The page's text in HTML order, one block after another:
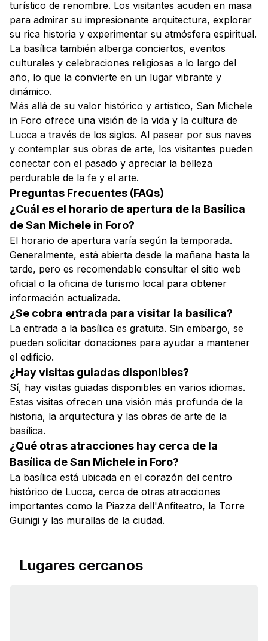
turístico de renombre. Los visitantes acuden en masa
para admirar su impresionante arquitectura, explorar
su rica historia y experimentar su atmósfera espiritual.
La basílica también alberga conciertos, eventos
culturales y celebraciones religiosas a lo largo del
año, lo que la convierte en un lugar vibrante y
dinámico.
Más allá de su valor histórico y artístico, San Michele
in Foro ofrece una visión de la vida y la cultura de
Lucca a través de los siglos. Al pasear por sus naves
y contemplar sus obras de arte, los visitantes pueden
conectar con el pasado y apreciar la belleza
perdurable de la fe y el arte.
Preguntas Frecuentes (FAQs)
¿Cuál es el horario de apertura de la Basílica
de San Michele in Foro?
El horario de apertura varía según la temporada.
Generalmente, está abierta desde la mañana hasta la
tarde, pero es recomendable consultar el sitio web
oficial o la oficina de turismo local para obtener
información actualizada.
¿Se cobra entrada para visitar la basílica?
La entrada a la basílica es gratuita. Sin embargo, se
pueden solicitar donaciones para ayudar a mantener
el edificio.
¿Hay visitas guiadas disponibles?
Sí, hay visitas guiadas disponibles en varios idiomas.
Estas visitas ofrecen una visión más profunda de la
historia, la arquitectura y las obras de arte de la
basílica.
¿Qué otras atracciones hay cerca de la
Basílica de San Michele in Foro?
La basílica está ubicada en el corazón del centro
histórico de Lucca, cerca de otras atracciones
importantes como la Piazza dell'Anfiteatro, la Torre
Guinigi y las murallas de la ciudad.
Lugares cercanos